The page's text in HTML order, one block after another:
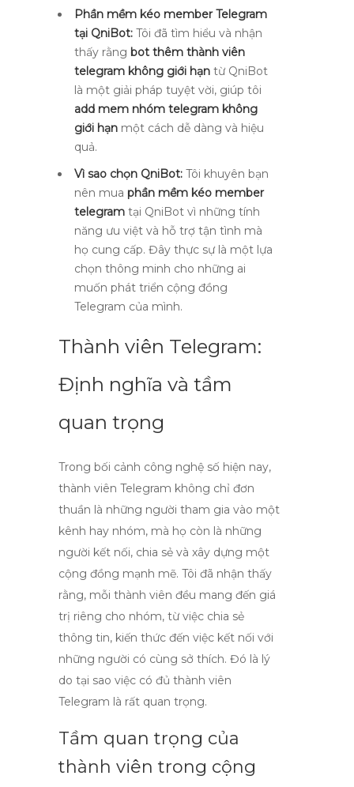
Phần mềm kéo member Telegram
tại QniBot: Tôi đã tìm hiểu và nhận
thấy rằng bot thêm thành viên
telegram không giới hạn từ QniBot
là một giải pháp tuyệt vời, giúp tôi
add mem nhóm telegram không
giới hạn một cách dễ dàng và hiệu
quả.
Vì sao chọn QniBot: Tôi khuyên bạn
nên mua phần mềm kéo member
telegram tại QniBot vì những tính
năng ưu việt và hỗ trợ tận tình mà
họ cung cấp. Đây thực sự là một lựa
chọn thông minh cho những ai
muốn phát triển cộng đồng
Telegram của mình.
Thành viên Telegram:
Định nghĩa và tầm
quan trọng
Trong bối cảnh công nghệ số hiện nay,
thành viên Telegram không chỉ đơn
thuần là những người tham gia vào một
kênh hay nhóm, mà họ còn là những
người kết nối, chia sẻ và xây dựng một
cộng đồng mạnh mẽ. Tôi đã nhận thấy
rằng, mỗi thành viên đều mang đến giá
trị riêng cho nhóm, từ việc chia sẻ
thông tin, kiến thức đến việc kết nối với
những người có cùng sở thích. Đó là lý
do tại sao việc có đủ thành viên
Telegram là rất quan trọng.
Tầm quan trọng của
thành viên trong cộng